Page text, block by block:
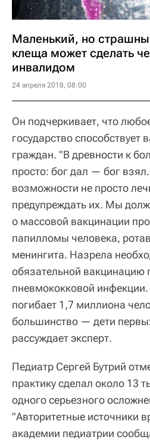
Маленький, но
клеща может сделать
инвалидом
24 апреля 2018, 08:00
Он подчеркивает, что
государство способствует
граждан. "В древности к
просто: бог дал — бог
возможности не просто
предупреждать их. Мы
о массовой вакцинации
папилломы человека,
менингита. Назрела
обязательной вакцинацию
пневмококковой
погибает 1,7 миллиона
большинство — дети
рассуждает эксперт.
Педиатр Сергей Бутрий
практику сделал около 13
одного серьезного
"Авторитетные источники
академии педиатрии